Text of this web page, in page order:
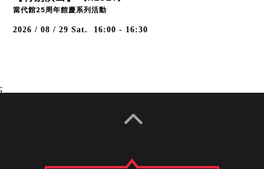
2026 / 08 / 29 Sat. 16:00 - 16:30